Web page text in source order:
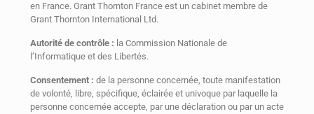
en France. Grant Thornton France est un cabinet membre de
Grant Thornton International Ltd.
Autorité de contrôle : la Commission Nationale de
l’Informatique et des Libertés.
Consentement : de la personne concernée, toute manifestation
de volonté, libre, spécifique, éclairée et univoque par laquelle la
personne concernée accepte, par une déclaration ou par un acte